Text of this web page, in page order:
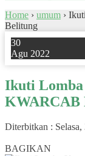
Home › umum ›
Belitung
30
Agu 2022
Ikuti Lomba
KWARCAB
Diterbitkan :
BAGIKAN